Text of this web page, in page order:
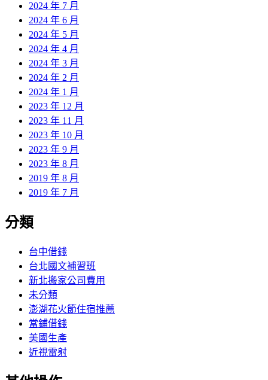
2024 年 7 月
2024 年 6 月
2024 年 5 月
2024 年 4 月
2024 年 3 月
2024 年 2 月
2024 年 1 月
2023 年 12 月
2023 年 11 月
2023 年 10 月
2023 年 9 月
2023 年 8 月
2019 年 8 月
2019 年 7 月
分類
台中借錢
台北國文補習班
新北搬家公司費用
未分類
澎湖花火節住宿推薦
當鋪借錢
美國生產
近視雷射